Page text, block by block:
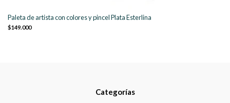
Paleta de artista con colores y pincel Plata Esterlina
$149.000
Categorías